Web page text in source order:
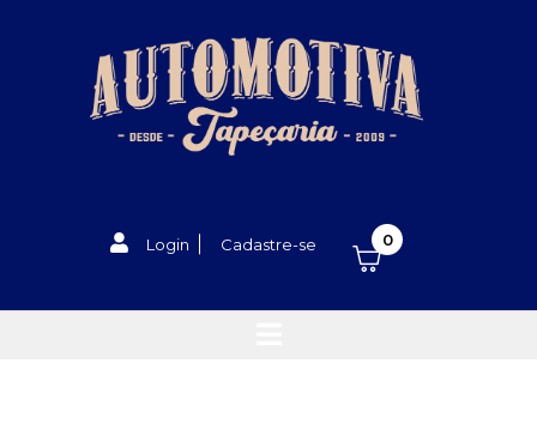
Login Cadastre-se 0